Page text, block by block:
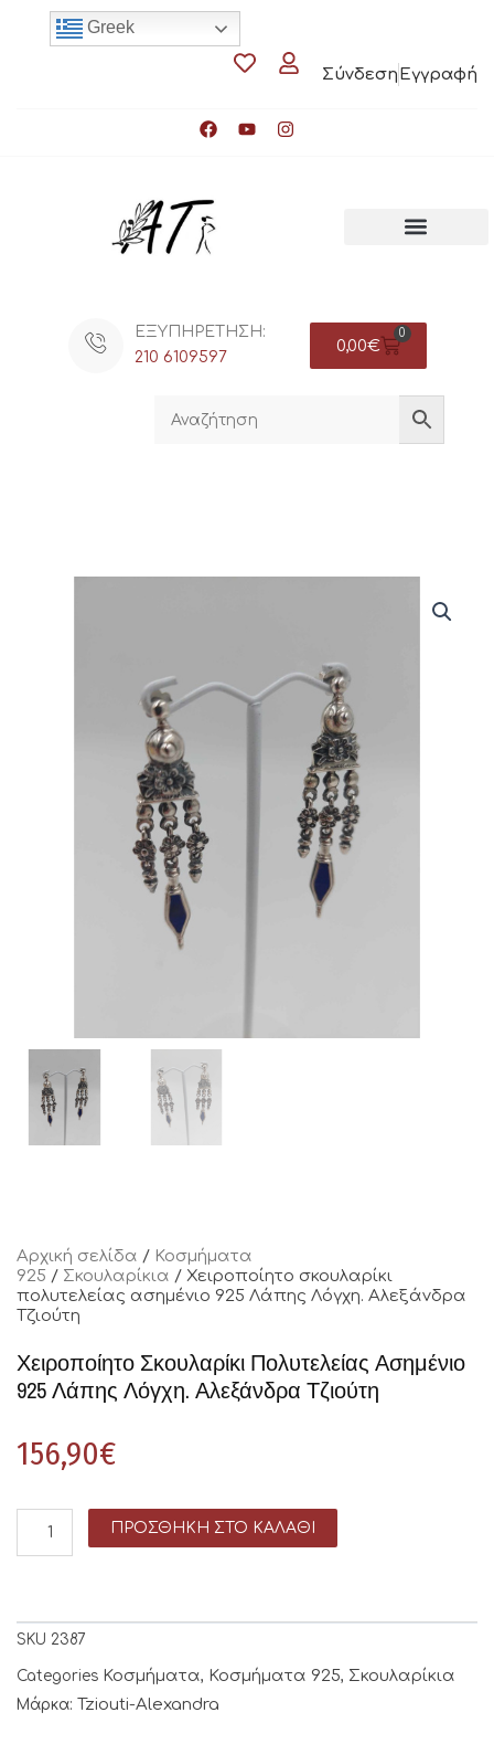
Σύνδεση Εγγραφή
Greek
ΕΞΥΠΗΡΕΤΗΣΗ:
210 6109597
0,00€
0
Αρχική σελίδα / Κοσμήματα
925 / Σκουλαρίκια / Χειροποίητο σκουλαρίκι
πολυτελείας ασημένιο 925 Λάπης Λόγχη. Αλεξάνδρα
Τζιούτη
Χειροποίητο Σκουλαρίκι Πολυτελείας Ασημένιο
925 Λάπης Λόγχη. Αλεξάνδρα Τζιούτη
156,90€
ΠΡΟΣΘΉΚΗ ΣΤΟ ΚΑΛΆΘΙ
SKU 2387
Categories Κοσμήματα, Κοσμήματα 925, Σκουλαρίκια
Μάρκα: Tziouti-Alexandra